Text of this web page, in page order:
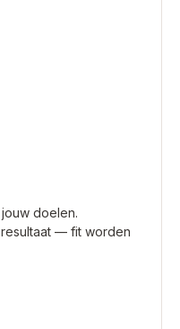
doelen.
resultaat — fit worden